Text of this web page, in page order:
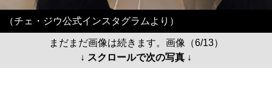
（チェ・ジウ公式インスタグラムより）
まだまだ画像は続きます。画像（6/13）
↓ スクロールで次の写真 ↓